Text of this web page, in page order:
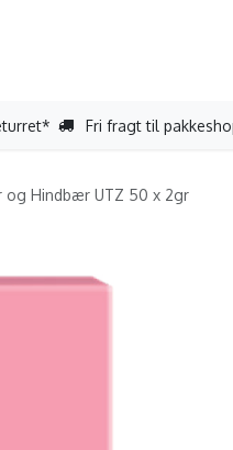
Fri fragt til
og Hindbær UTZ 50 x 2gr